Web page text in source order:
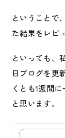
ということで
た結果をレビ
といっても、
日ブログを更
くとも1週間
と思います。